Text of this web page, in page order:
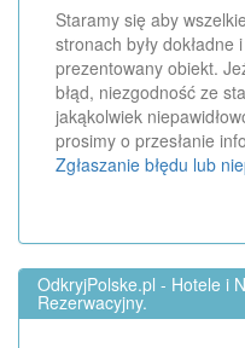
Staramy się aby
stronach były dokładne
prezentowany obiekt.
błąd, niezgodność ze
jakąkolwiek
prosimy o przesłanie
Zgłaszanie błędu lub
OdkryjPolske.pl - Hotele i
Rezerwacyjny.